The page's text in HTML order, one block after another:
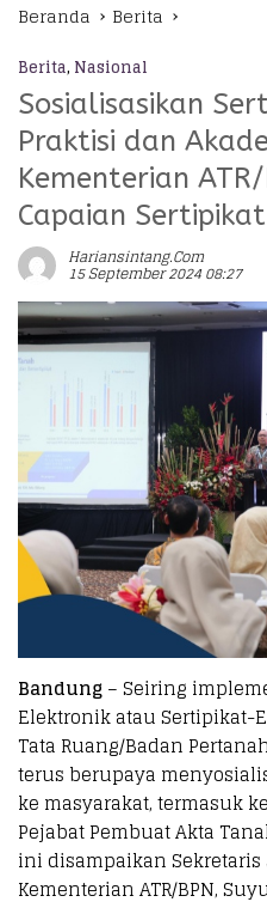
Beranda Berita
Berita, Nasional
Sosialisasikan
Praktisi dan
Kementerian
Capaian
Hariansintang.com
15 September 2024 08:27
Bandung– Seiring
Elektronik atau Sertipikat-
Tata Ruang/Badan
terus berupaya
ke masyarakat, termasuk
Pejabat Pembuat Akta
ini disampaikan Sekretaris
Kementerian ATR/BPN,